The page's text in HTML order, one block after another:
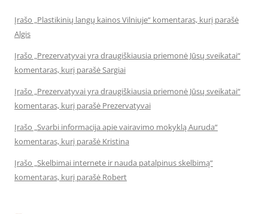
Įrašo „Plastikinių langų kainos Vilniuje“ komentaras, kurį parašė
Algis
Įrašo „Prezervatyvai yra draugiškiausia priemonė Jūsų sveikatai“
komentaras, kurį parašė Sargiai
Įrašo „Prezervatyvai yra draugiškiausia priemonė Jūsų sveikatai“
komentaras, kurį parašė Prezervatyvai
Įrašo „Svarbi informacija apie vairavimo mokyklą Auruda“
komentaras, kurį parašė Kristina
Įrašo „Skelbimai internete ir nauda patalpinus skelbimą“
komentaras, kurį parašė Robert